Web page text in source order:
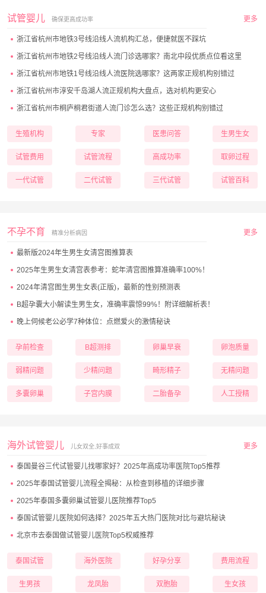
试管婴儿 确保更高成功率 更多
浙江省杭州市地铁3号线沿线人流机构汇总，便捷就医不踩坑
浙江省杭州市地铁2号线沿线人流门诊选哪家？南北中段优质点位看这里
浙江省杭州市地铁1号线沿线人流医院选哪家？这两家正规机构别错过
浙江省杭州市淳安千岛湖人流正规机构大盘点，选对机构更安心
浙江省杭州市桐庐桐君街道人流门诊怎么选？这些正规机构别错过
生殖机构 专家 医患问答 生男生女
试管费用 试管流程 高成功率 取卵过程
一代试管 二代试管 三代试管 试管百科
不孕不育 精准分析病因 更多
最新版2024年生男生女清宫图推算表
2025年生男生女清宫表参考：蛇年清宫图推算准确率100%！
2024年清宫图生男生女表(正版)，最新的性别预测表
B超孕囊大小解读生男生女，准确率震惊99%！附详细解析表！
晚上伺候老公必学7种体位：点燃爱火的激情秘诀
孕前检查 B超测排 卵巢早衰 卵泡质量
弱精问题 少精问题 畸形精子 无精问题
多囊卵巢 子宫内膜 二胎备孕 人工授精
海外试管婴儿 儿女双全,好事成双 更多
泰国曼谷三代试管婴儿找哪家好？2025年高成功率医院Top5推荐
2025年泰国试管婴儿流程全揭秘：从检查到移植的详细步骤
2025年泰国多囊卵巢试管婴儿医院推荐Top5
泰国试管婴儿医院如何选择？2025年五大热门医院对比与避坑秘诀
北京市去泰国做试管婴儿医院Top5权威推荐
泰国试管 海外医院 好孕分享 费用流程
生男孩 龙凤胎 双胞胎 生女孩